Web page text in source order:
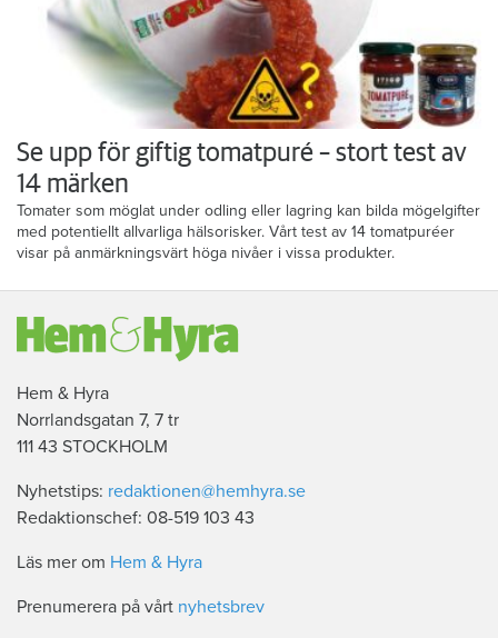
Se upp för giftig tomatpuré – stort test av
14 märken
Tomater som möglat under odling eller lagring kan bilda mögelgifter
med potentiellt allvarliga hälsorisker. Vårt test av 14 tomatpuréer
visar på anmärkningsvärt höga nivåer i vissa produkter.
Hem & Hyra
Norrlandsgatan 7, 7 tr
111 43 STOCKHOLM
Nyhetstips: redaktionen@hemhyra.se
Redaktionschef: 08-519 103 43
Läs mer om Hem & Hyra
Prenumerera på vårt nyhetsbrev